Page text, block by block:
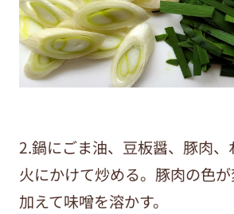
2.鍋にごま油、豆板醤、豚肉
火にかけて炒める。豚肉の色
加えて味噌を溶かす。